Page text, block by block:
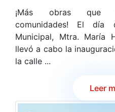
¡Más obras que
comunidades! El día
Municipal, Mtra. María
llevó a cabo la
la calle ...
Leer